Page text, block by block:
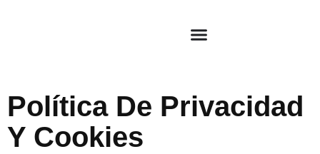
Política De Privacidad
Y Cookies